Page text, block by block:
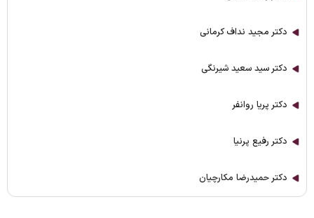
دکتر مجید نداف کرمانی
دکتر سید سعید شیرنگی
دکتر پریا روانفر
دکتر رفیع پرنیا
دکتر حمیدرضا مکارچیان